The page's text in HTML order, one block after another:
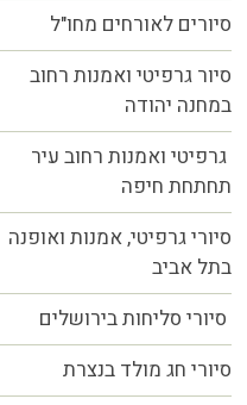
סיורים לאורחים מחו"ל
סיור גרפיטי ואמנות רחוב
במחנה יהודה
גרפיטי ואמנות רחוב עיר
תחתחת חיפה
סיורי גרפיטי, אמנות ואופנה
בתל אביב
סיורי סליחות בירושלים
סיורי חג מולד בנצרת